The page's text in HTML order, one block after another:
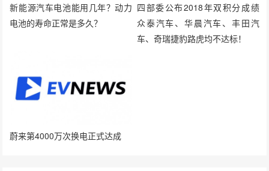
新能源汽车电池能用几年？动力
电池的寿命正常是多久？
四部委公布2018年双积分成绩
众泰汽车、华晨汽车、丰田汽
车、奇瑞捷豹路虎均不达标！
蔚来第4000万次换电正式达成